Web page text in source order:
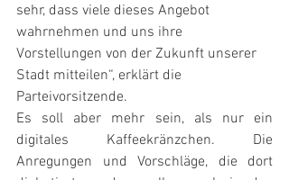
sehr, dass viele dieses Angebot
wahrnehmen und uns ihre
Vorstellungen von der Zukunft unserer
Stadt mitteilen“, erklärt die
Parteivorsitzende.
Es soll aber mehr sein, als nur ein
digitales Kaffeekränzchen. Die
Anregungen und Vorschläge, die dort